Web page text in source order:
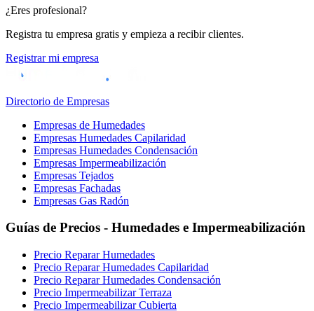
¿Eres profesional?
Registra tu empresa gratis y empieza a recibir clientes.
Registrar mi empresa
Directorio de Empresas
Empresas de Humedades
Empresas Humedades Capilaridad
Empresas Humedades Condensación
Empresas Impermeabilización
Empresas Tejados
Empresas Fachadas
Empresas Gas Radón
Guías de Precios - Humedades e Impermeabilización
Precio Reparar Humedades
Precio Reparar Humedades Capilaridad
Precio Reparar Humedades Condensación
Precio Impermeabilizar Terraza
Precio Impermeabilizar Cubierta